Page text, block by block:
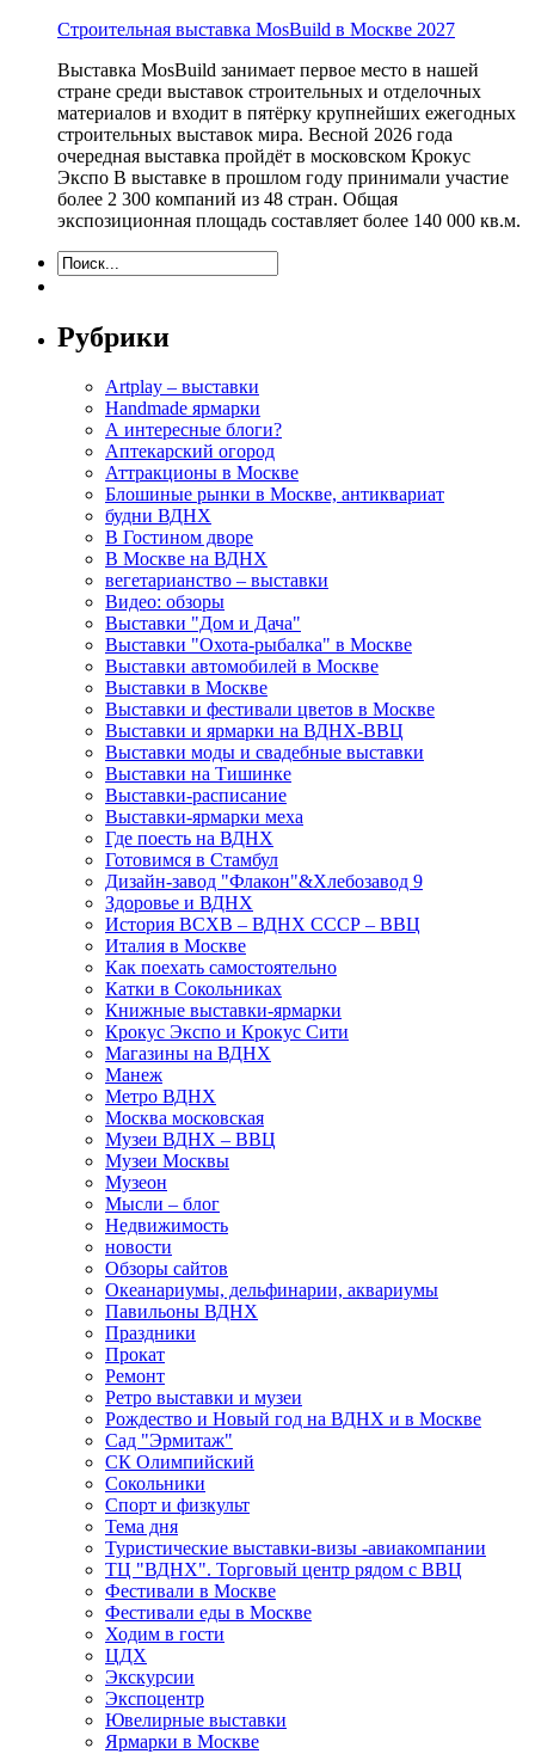
Строительная выставка MosBuild в Москве 2027
Выставка MosBuild занимает первое место в нашей
стране среди выставок строительных и отделочных
материалов и входит в пятёрку крупнейших ежегодных
строительных выставок мира. Весной 2026 года
очередная выставка пройдёт в московском Крокус
Экспо В выставке в прошлом году принимали участие
более 2 300 компаний из 48 стран. Общая
экспозиционная площадь составляет более 140 000 кв.м.
Рубрики
Artplay – выставки
Handmade ярмарки
А интересные блоги?
Аптекарский огород
Аттракционы в Москве
Блошиные рынки в Москве, антиквариат
будни ВДНХ
В Гостином дворе
В Москве на ВДНХ
вегетарианство – выставки
Видео: обзоры
Выставки "Дом и Дача"
Выставки "Охота-рыбалка" в Москве
Выставки автомобилей в Москве
Выставки в Москве
Выставки и фестивали цветов в Москве
Выставки и ярмарки на ВДНХ-ВВЦ
Выставки моды и свадебные выставки
Выставки на Тишинке
Выставки-расписание
Выставки-ярмарки меха
Где поесть на ВДНХ
Готовимся в Стамбул
Дизайн-завод "Флакон"&Хлебозавод 9
Здоровье и ВДНХ
История ВСХВ – ВДНХ СССР – ВВЦ
Италия в Москве
Как поехать самостоятельно
Катки в Сокольниках
Книжные выставки-ярмарки
Крокус Экспо и Крокус Сити
Магазины на ВДНХ
Манеж
Метро ВДНХ
Москва московская
Музеи ВДНХ – ВВЦ
Музеи Москвы
Музеон
Мысли – блог
Недвижимость
новости
Обзоры сайтов
Океанариумы, дельфинарии, аквариумы
Павильоны ВДНХ
Праздники
Прокат
Ремонт
Ретро выставки и музеи
Рождество и Новый год на ВДНХ и в Москве
Сад "Эрмитаж"
СК Олимпийский
Сокольники
Спорт и физкульт
Тема дня
Туристические выставки-визы -авиакомпании
ТЦ "ВДНХ". Торговый центр рядом с ВВЦ
Фестивали в Москве
Фестивали еды в Москве
Ходим в гости
ЦДХ
Экскурсии
Экспоцентр
Ювелирные выставки
Ярмарки в Москве